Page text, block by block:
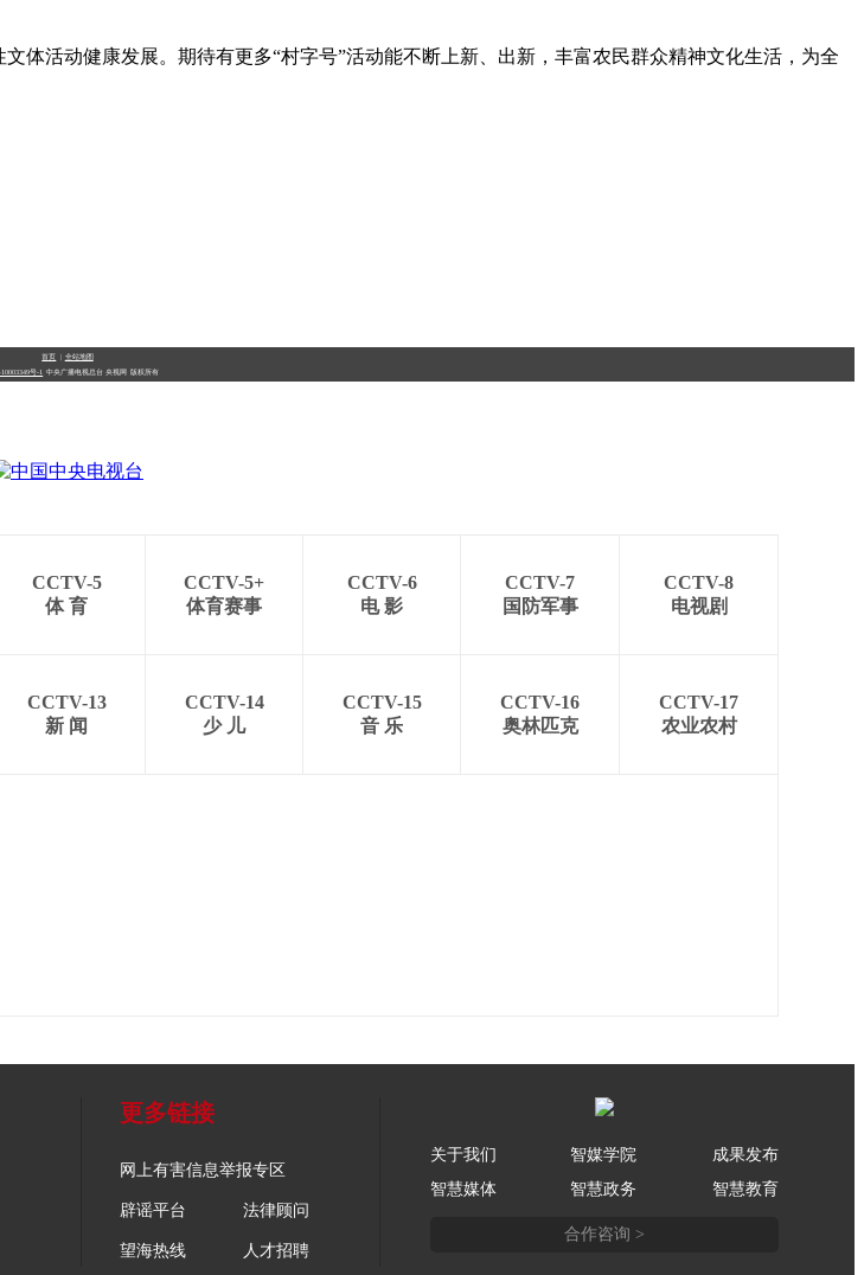
活动健康发展。期待有更多“村字号”活动能不断上新、出新，丰富农民群众精神文化生活，为全
首页 全站地图
号-1 中央广播电视总台 央视网 版权所有
CCTV-5
体 育
CCTV-5+
体育赛事
CCTV-6
电 影
CCTV-7
国防军事
CCTV-8
电视剧
CCTV-13
新 闻
CCTV-14
少 儿
CCTV-15
音 乐
CCTV-16
奥林匹克
CCTV-17
农业农村
更多链接
网上有害信息举报专区
辟谣平台 法律顾问
望海热线 人才招聘
关于我们 智媒学院
成果发布
智慧媒体
智慧政务 智慧教育
合作咨询 >